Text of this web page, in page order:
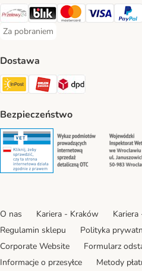
Przelewy24 Payment Method
Blik Payment Method
MasterCard Payment
Visa Payment
Za pobraniem
Za pobraniem Payment Method
Dostawa
Paczkomat® Shipping Method
ORLEN Paczka
DPD Shipping
Bezpieczeństwo
Security Security
O nas Kariera - Kraków
Kariera
Regulamin sklepu
Polityka
Corporate Website
Formularz
Informacje o przesyłce
Metody